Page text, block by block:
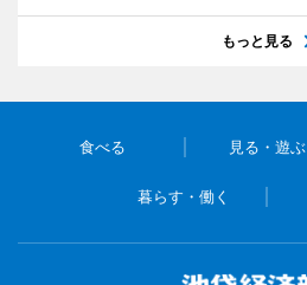
もっと見る
食べる 見る・遊ぶ
暮らす・働く